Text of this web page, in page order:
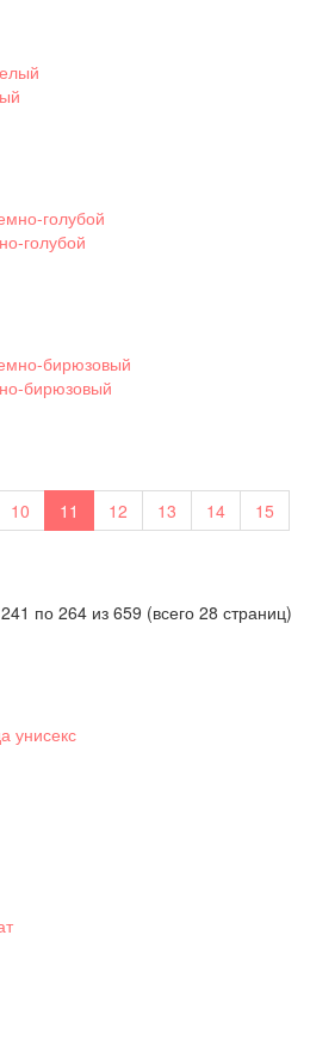
голубой
бирюзовый
10 11 12 13 14
15
по 264 из 659 (всего 28 страниц)
унисекс